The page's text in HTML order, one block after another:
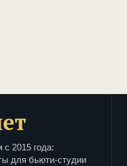
с 2015 года:
для бьюти-студии